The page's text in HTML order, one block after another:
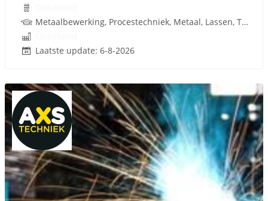
Metaalbewerking, Procestechniek, Metaal, Lassen, Techniek
Laatste update: 6-8-2026